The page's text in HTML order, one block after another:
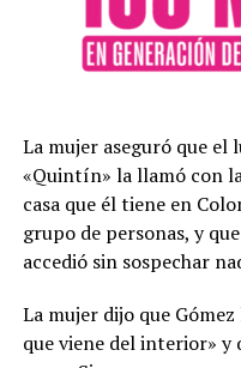
La mujer aseguró que el
«Quintín» la llamó con
casa que él tiene en
grupo de personas, y
accedió sin sospechar
La mujer dijo que
que viene del interior» y